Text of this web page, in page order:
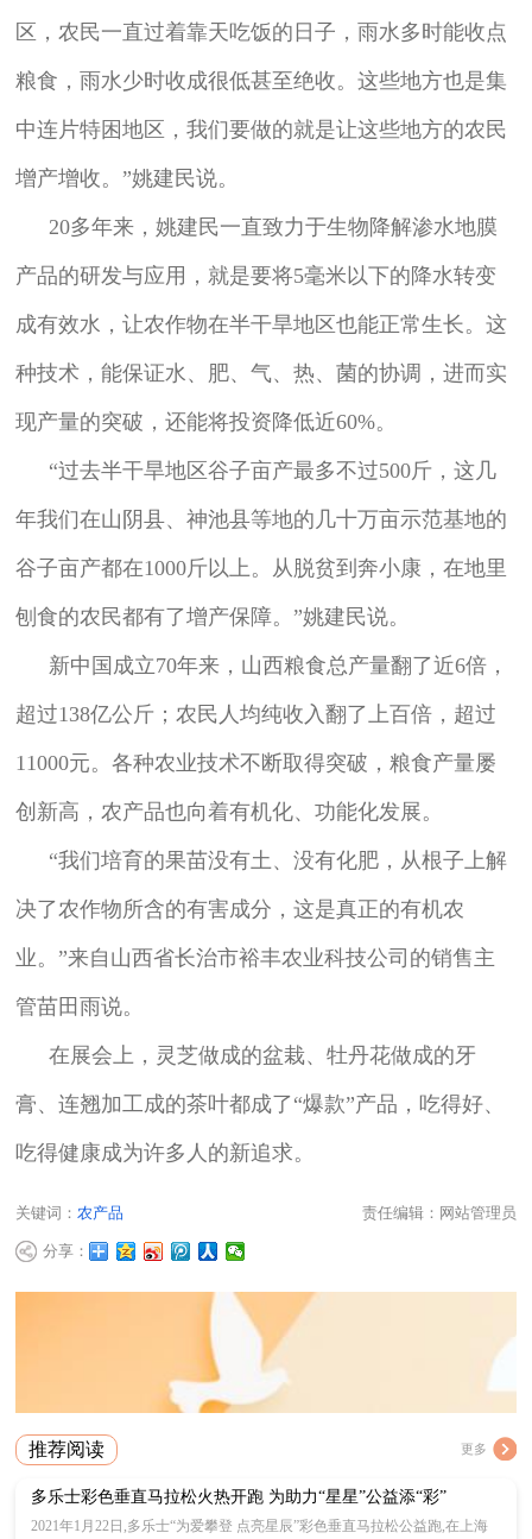
区，农民一直过着靠天吃饭的日子，雨水多时能收点
粮食，雨水少时收成很低甚至绝收。这些地方也是集
中连片特困地区，我们要做的就是让这些地方的农民
增产增收。”姚建民说。
20多年来，姚建民一直致力于生物降解渗水地膜
产品的研发与应用，就是要将5毫米以下的降水转变
成有效水，让农作物在半干旱地区也能正常生长。这
种技术，能保证水、肥、气、热、菌的协调，进而实
现产量的突破，还能将投资降低近60%。
“过去半干旱地区谷子亩产最多不过500斤，这几
年我们在山阴县、神池县等地的几十万亩示范基地的
谷子亩产都在1000斤以上。从脱贫到奔小康，在地里
刨食的农民都有了增产保障。”姚建民说。
新中国成立70年来，山西粮食总产量翻了近6倍，
超过138亿公斤；农民人均纯收入翻了上百倍，超过
11000元。各种农业技术不断取得突破，粮食产量屡
创新高，农产品也向着有机化、功能化发展。
“我们培育的果苗没有土、没有化肥，从根子上解
决了农作物所含的有害成分，这是真正的有机农
业。”来自山西省长治市裕丰农业科技公司的销售主
管苗田雨说。
在展会上，灵芝做成的盆栽、牡丹花做成的牙
膏、连翘加工成的茶叶都成了“爆款”产品，吃得好、
吃得健康成为许多人的新追求。
关键词： 农产品 责任编辑：网站管理员
分享：
推荐阅读 更多
多乐士彩色垂直马拉松火热开跑 为助力“星星”公益添“彩”
2021年1月22日,多乐士“为爱攀登 点亮星辰”彩色垂直马拉松公益跑,在上海